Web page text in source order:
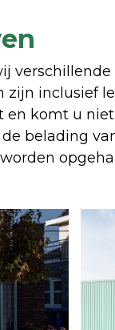
zijn inclusief
komt u
belading